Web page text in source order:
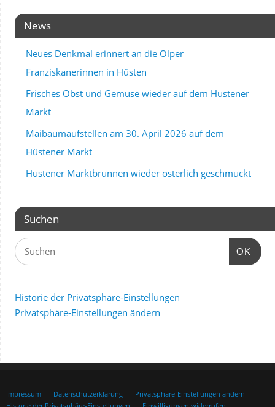
News
Neues Denkmal erinnert an die Olper
Franziskanerinnen in Hüsten
Frisches Obst und Gemüse wieder auf dem Hüstener
Markt
Maibaumaufstellen am 30. April 2026 auf dem
Hüstener Markt
Hüstener Marktbrunnen wieder österlich geschmückt
Suchen
OK
Historie der Privatsphäre-Einstellungen
Privatsphäre-Einstellungen ändern
Impressum Datenschutzerklärung
Privatsphäre-Einstellungen ändern